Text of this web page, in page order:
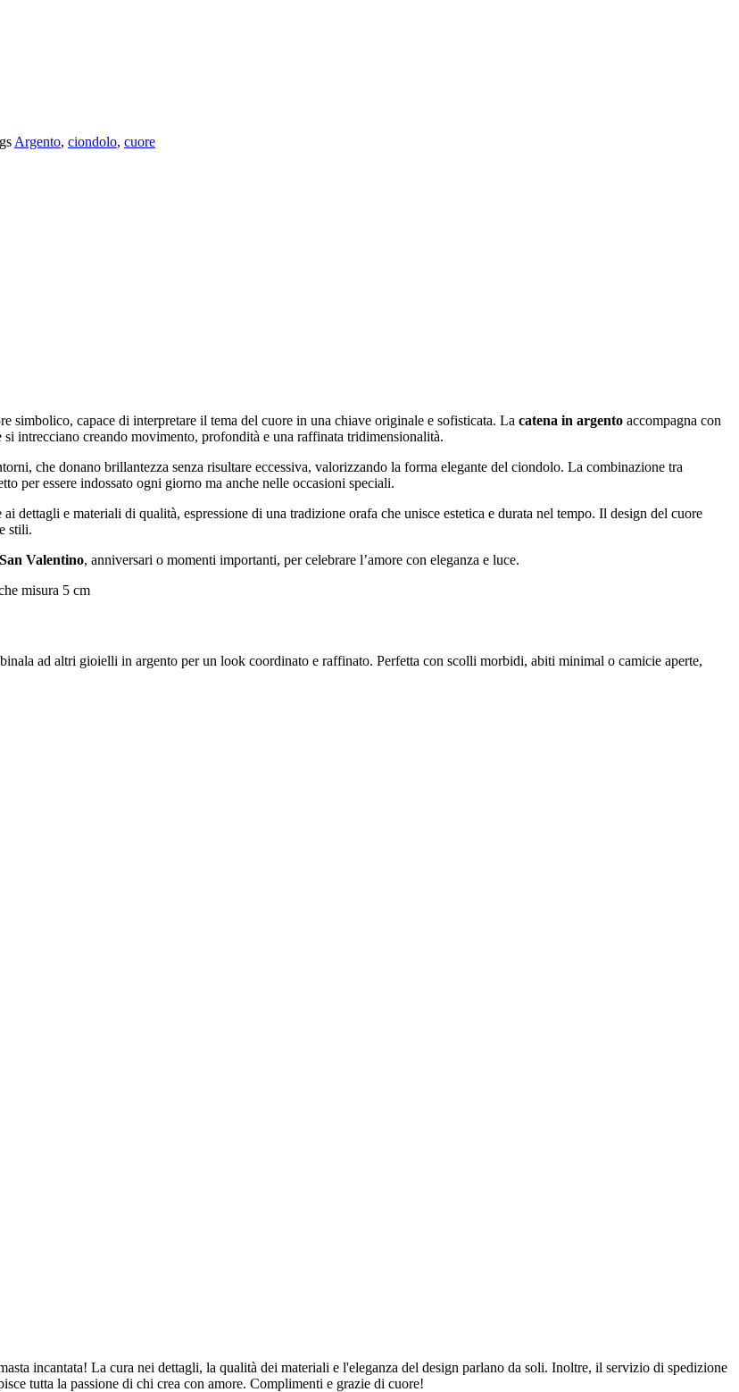
Argento, ciondolo, cuore
simbolico, capace di interpretare il tema del cuore in una chiave originale e sofisticata. La catena in argento accompagna con
intrecciano creando movimento, profondità e una raffinata tridimensionalità.
che donano brillantezza senza risultare eccessiva, valorizzando la forma elegante del ciondolo. La combinazione tra
per essere indossato ogni giorno ma anche nelle occasioni speciali.
dettagli e materiali di qualità, espressione di una tradizione orafa che unisce estetica e durata nel tempo. Il design del cuore
stili.
Valentino, anniversari o momenti importanti, per celebrare l’amore con eleganza e luce.
misura 5 cm
ad altri gioielli in argento per un look coordinato e raffinato. Perfetta con scolli morbidi, abiti minimal o camicie aperte,
incantata! La cura nei dettagli, la qualità dei materiali e l'eleganza del design parlano da soli. Inoltre, il servizio di spedizione
tutta la passione di chi crea con amore. Complimenti e grazie di cuore!